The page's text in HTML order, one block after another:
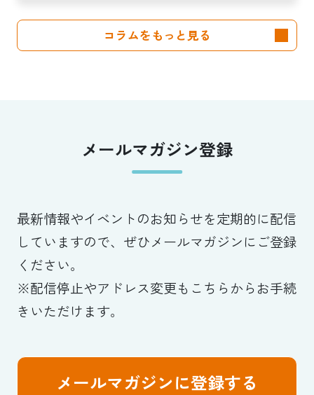
話」を「説明できる成果」に。
クラブは「社会実装」のハブへ
コラムをもっと見る
メールマガジン登録
最新情報やイベントのお知らせを定期的に配信
していますので、ぜひメールマガジンにご登録
ください。
※配信停止やアドレス変更もこちらからお手続
きいただけます。
メールマガジンに登録する